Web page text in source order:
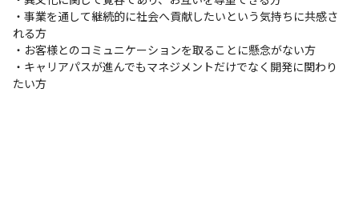
・事業を通して継続的に社会へ貢献したいという気持ちに共感さ
れる方
・お客様とのコミュニケーションを取ることに懸念がない方
・キャリアパスが進んでもマネジメントだけでなく開発に関わり
たい方